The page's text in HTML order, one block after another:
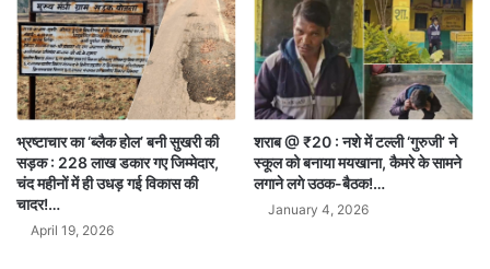
भ्रष्टाचार का ‘ब्लैक होल’ बनी सुखरी की
सड़क : 228 लाख डकार गए जिम्मेदार,
चंद महीनों में ही उधड़ गई विकास की
चादर!…
April 19, 2026
शराब @ ₹20 : नशे में टल्ली ‘गुरुजी’ ने
स्कूल को बनाया मयखाना, कैमरे के सामने
लगाने लगे उठक-बैठक!…
January 4, 2026